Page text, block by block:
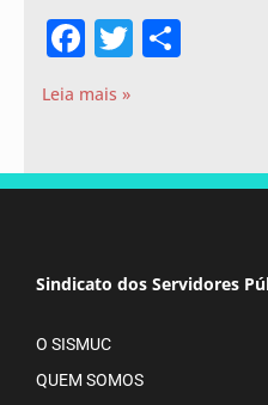
Facebook
Twitter
Leia mais »
Sindicato dos Servidores
O SISMUC
QUEM SOMOS